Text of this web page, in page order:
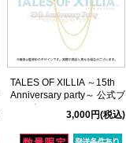
TALES OF XILLIA ～15th
Anniversary party～ 公式ブ
ローチ
3,000円(税込)